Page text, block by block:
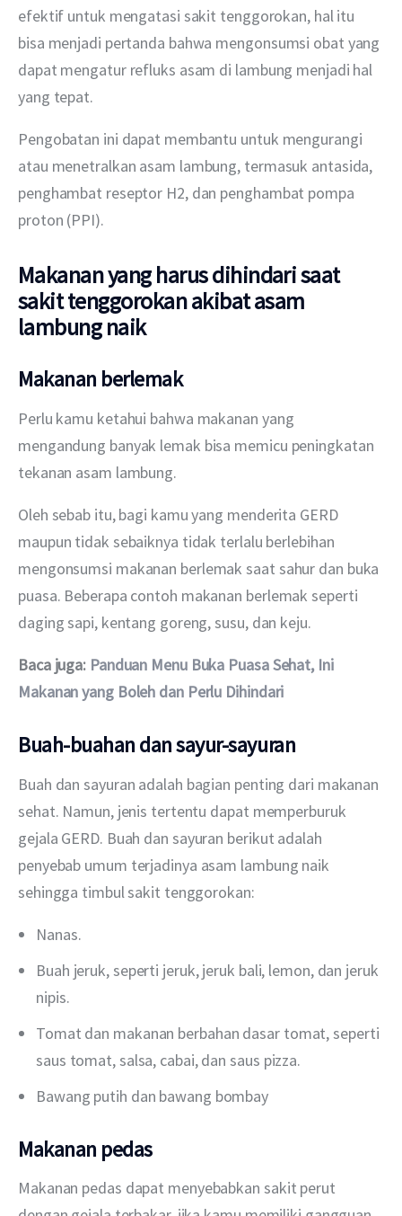
efektif untuk mengatasi sakit tenggorokan, hal itu
bisa menjadi pertanda bahwa mengonsumsi obat yang
dapat mengatur refluks asam di lambung menjadi hal
yang tepat.
Pengobatan ini dapat membantu untuk mengurangi
atau menetralkan asam lambung, termasuk antasida,
penghambat reseptor H2, dan penghambat pompa
proton (PPI).
Makanan yang harus dihindari saat
sakit tenggorokan akibat asam
lambung naik
Makanan berlemak
Perlu kamu ketahui bahwa makanan yang
mengandung banyak lemak bisa memicu peningkatan
tekanan asam lambung.
Oleh sebab itu, bagi kamu yang menderita GERD
maupun tidak sebaiknya tidak terlalu berlebihan
mengonsumsi makanan berlemak saat sahur dan buka
puasa. Beberapa contoh makanan berlemak seperti
daging sapi, kentang goreng, susu, dan keju.
Baca juga: Panduan Menu Buka Puasa Sehat, Ini
Makanan yang Boleh dan Perlu Dihindari
Buah-buahan dan sayur-sayuran
Buah dan sayuran adalah bagian penting dari makanan
sehat. Namun, jenis tertentu dapat memperburuk
gejala GERD. Buah dan sayuran berikut adalah
penyebab umum terjadinya asam lambung naik
sehingga timbul sakit tenggorokan:
Nanas.
Buah jeruk, seperti jeruk, jeruk bali, lemon, dan jeruk
nipis.
Tomat dan makanan berbahan dasar tomat, seperti
saus tomat, salsa, cabai, dan saus pizza.
Bawang putih dan bawang bombay
Makanan pedas
Makanan pedas dapat menyebabkan sakit perut